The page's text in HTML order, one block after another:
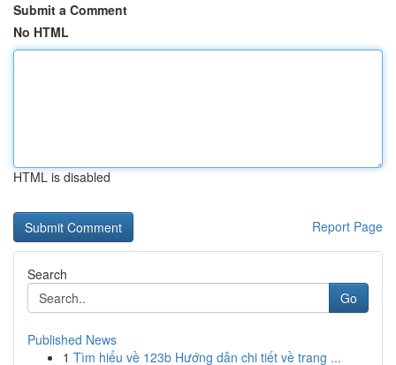
Submit a Comment
No HTML
HTML is disabled
Report Page
Search
Go
Published News
1 Tìm hiểu về 123b Hướng dẫn chi tiết về trang ...